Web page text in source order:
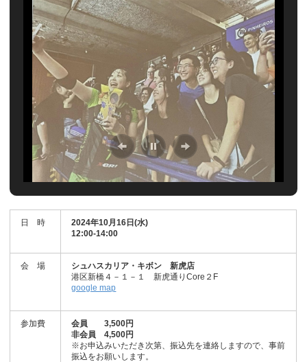
日 時
2024年10月16日(水)
12:00-14:00
会 場
シュハスカリア・キボン 新虎店
港区新橋４－１－１ 新虎通りCore２F
google map
参加費
会員 3,500円
非会員 4,500円
※お申込みいただき次第、振込先を連絡しますので、事前
振込をお願いします。